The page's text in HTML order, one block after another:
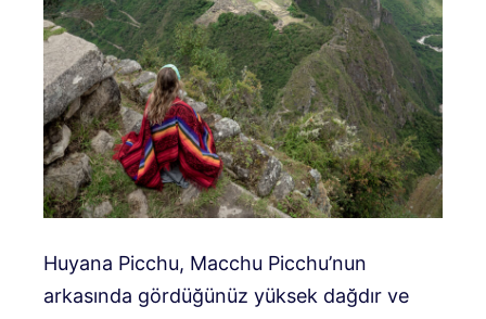
Huyana Picchu, Macchu Picchu’nun
arkasında gördüğünüz yüksek dağdır ve